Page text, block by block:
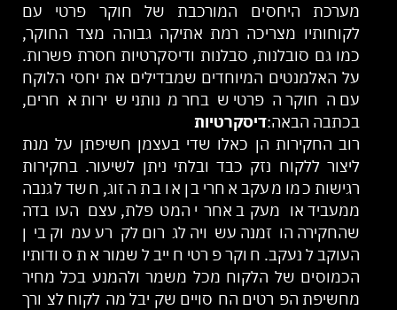
מערכת היחסים המורכבת של חוקר פרטי עם
לקוחותיו מצריכה רמת אתיקה גבוהה מצד החוקר,
כמו גם סובלנות, סבלנות ודיסקרטיות חסרת פשרות.
על האלמנטים המיוחדים שמבדילים את יחסי הלוקח
עם החוקר הפרטי שבחר מנותני שירות אחרים,
בכתבה הבאה:דיסקרטיות
רוב החקירות הן כאלו שדי בעצמן חשיפתן על מנת
ליצור ללקוח נזק כבד ובלתי ניתן לשיעור. בחקירות
רגישות כמו מעקב אחרי בן או בת הזוג, חשד לגנבה
ממעביד או מעקב אחרי המטפלת, עצם העובדה
שהחקירה הוזמנה עשויה לגרום לקרע עמוק בין
העוקב לנעקב. חוקר פרטי חייב לשמור את סודותיו
הכמוסים של הלקוח מכל משמר ולהמנע בכל מחיר
מחשיפת הפרטים החסויים שקיבל מהלקוח לצורך